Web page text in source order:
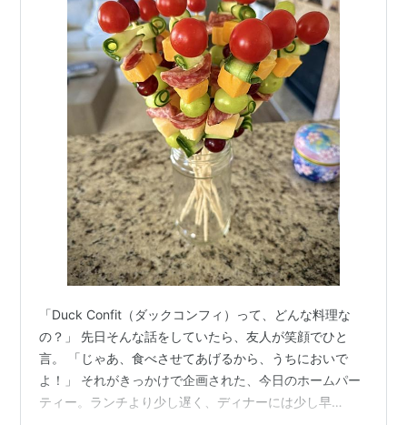
「Duck Confit（ダックコンフィ）って、どんな料理な
の？」 先日そんな話をしていたら、友人が笑顔でひと
言。 「じゃあ、食べさせてあげるから、うちにおいで
よ！」 それがきっかけで企画された、今日のホームパー
ティー。ランチより少し遅く、ディナーには少し早